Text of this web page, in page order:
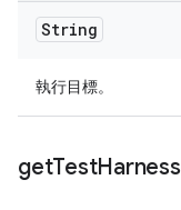
String
執行目標。
getTestHarness